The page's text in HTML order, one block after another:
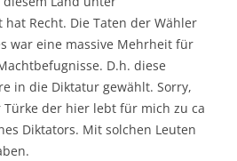
hat Recht. Die Taten der Wähler
war eine massive Mehrheit für
D.h. diese
in die Diktatur gewählt. Sorry,
der hier lebt für mich zu ca
Diktators. Mit solchen Leuten